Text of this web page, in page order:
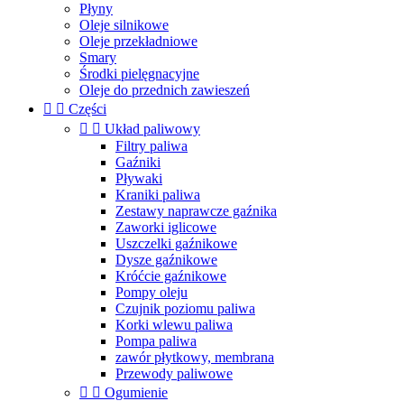
Płyny
Oleje silnikowe
Oleje przekładniowe
Smary
Środki pielęgnacyjne
Oleje do przednich zawieszeń
  Części
  Układ paliwowy
Filtry paliwa
Gaźniki
Pływaki
Kraniki paliwa
Zestawy naprawcze gaźnika
Zaworki iglicowe
Uszczelki gaźnikowe
Dysze gaźnikowe
Króćcie gaźnikowe
Pompy oleju
Czujnik poziomu paliwa
Korki wlewu paliwa
Pompa paliwa
zawór płytkowy, membrana
Przewody paliwowe
  Ogumienie